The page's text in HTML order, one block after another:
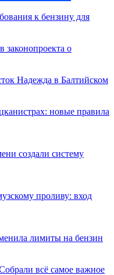
к бензину для
о
Надежда в Балтийском
новые правила
создали систему
проливу: вход
лимиты на бензин
всё самое важное